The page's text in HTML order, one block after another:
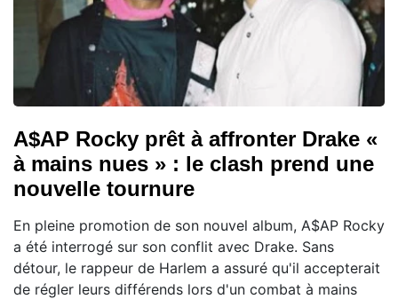
A$AP Rocky prêt à affronter Drake «
à mains nues » : le clash prend une
nouvelle tournure
En pleine promotion de son nouvel album, A$AP Rocky
a été interrogé sur son conflit avec Drake. Sans
détour, le rappeur de Harlem a assuré qu'il accepterait
de régler leurs différends lors d'un combat à mains